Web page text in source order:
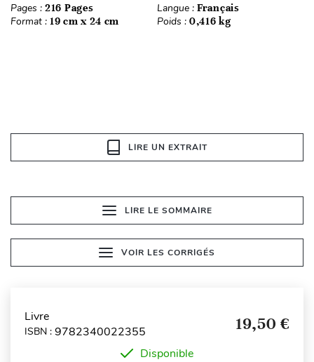
Pages : 216 Pages Langue : Français
Format : 19 cm x 24 cm Poids : 0,416 kg
LIRE UN EXTRAIT
LIRE LE SOMMAIRE
VOIR LES CORRIGÉS
Livre
ISBN : 9782340022355 19,50 €
Disponible